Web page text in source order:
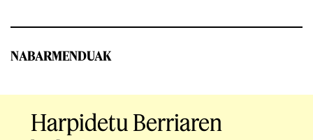
NABARMENDUAK
Harpidetu Berriaren